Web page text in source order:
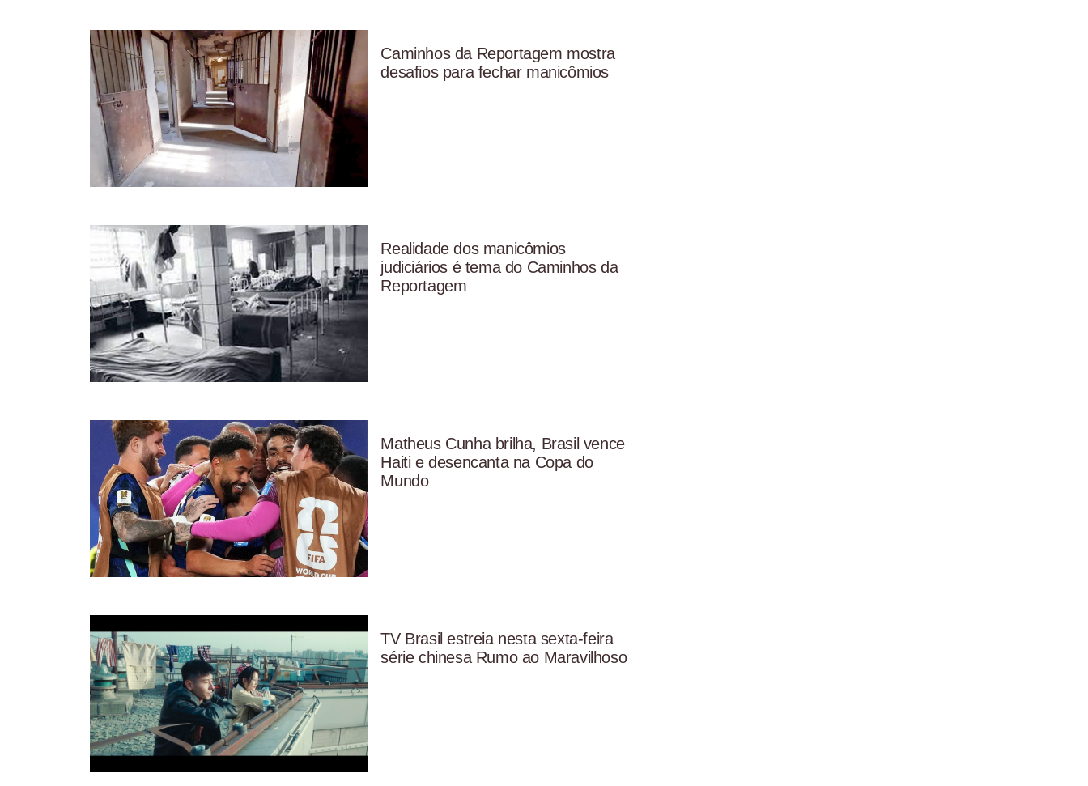
Caminhos da Reportagem mostra
desafios para fechar manicômios
Realidade dos manicômios
judiciários é tema do Caminhos da
Reportagem
Matheus Cunha brilha, Brasil vence
Haiti e desencanta na Copa do
Mundo
TV Brasil estreia nesta sexta-feira
série chinesa Rumo ao Maravilhoso